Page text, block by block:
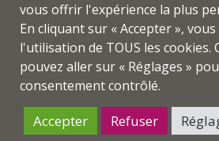
© prod-coiffure.com - Tous droits
vous offrir l'expérience la plus
En cliquant sur « Accepter »,
l'utilisation de TOUS les cookies.
pouvez aller sur « Réglages »
consentement contrôlé.
Accepter Refuser